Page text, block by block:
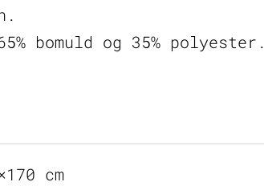
bomuld og 35% polyester.
cm